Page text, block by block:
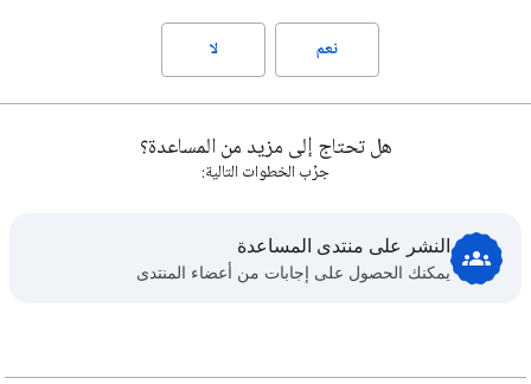
نعم لا
هل تحتاج إلى مزيد من المساعدة؟
جرِّب الخطوات التالية:
النشر على منتدى المساعدة
يمكنك الحصول على إجابات من أعضاء المنتدى